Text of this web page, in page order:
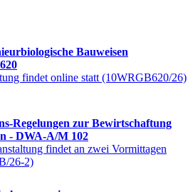
Bauweisen
findet online statt (10WRGB620/26)
Regelungen zur Bewirtschaftung
- DWA-A/M 102
findet an zwei Vormittagen
26-2)